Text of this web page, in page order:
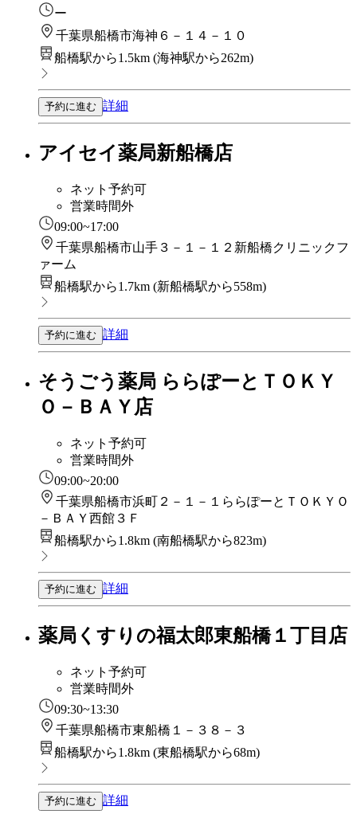
ー
千葉県船橋市海神６－１４－１０
船橋駅から1.5km (海神駅から262m)
予約に進む 詳細
アイセイ薬局新船橋店
ネット予約可
営業時間外
09:00~17:00
千葉県船橋市山手３－１－１２新船橋クリニックフ
ァーム
船橋駅から1.7km (新船橋駅から558m)
予約に進む 詳細
そうごう薬局 ららぽーとＴＯＫＹ
Ｏ－ＢＡＹ店
ネット予約可
営業時間外
09:00~20:00
千葉県船橋市浜町２－１－１ららぽーとＴＯＫＹＯ
－ＢＡＹ西館３Ｆ
船橋駅から1.8km (南船橋駅から823m)
予約に進む 詳細
薬局くすりの福太郎東船橋１丁目店
ネット予約可
営業時間外
09:30~13:30
千葉県船橋市東船橋１－３８－３
船橋駅から1.8km (東船橋駅から68m)
予約に進む 詳細